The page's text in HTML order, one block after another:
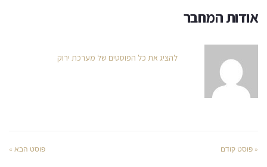
אודות המחבר
להציג את כל הפוסטים של מערכת ירוק
« פוסט קודם פוסט הבא »